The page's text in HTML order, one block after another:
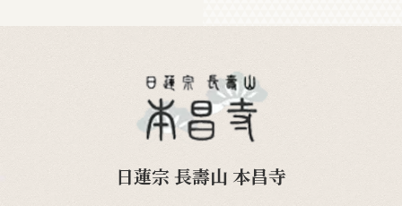
日蓮宗 長壽山 本昌寺